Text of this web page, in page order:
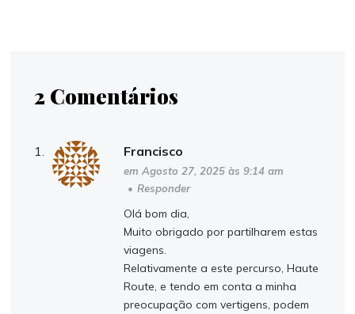
2 Comentários
Francisco
em Agosto 27, 2025 às 9:14 am
• Responder
Olá bom dia,
Muito obrigado por partilharem estas
viagens.
Relativamente a este percurso, Haute
Route, e tendo em conta a minha
preocupação com vertigens, podem